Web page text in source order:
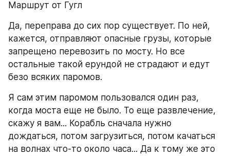
Маршрут от Гугл
Да, переправа до сих пор существует. По ней,
кажется, отправляют опасные грузы, которые
запрещено перевозить по мосту. Но все
остальные такой ерундой не страдают и едут
безо всяких паромов.
Я сам этим паромом пользовался один раз,
когда моста еще не было. То еще развлечение,
скажу я вам... Корабль сначала нужно
дождаться, потом загрузиться, потом качаться
на волнах что-то около часа... Да к тому же это